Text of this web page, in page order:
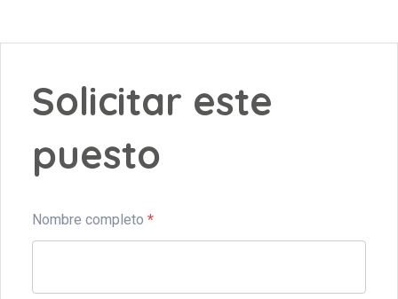
Solicitar este
puesto
Nombre completo *